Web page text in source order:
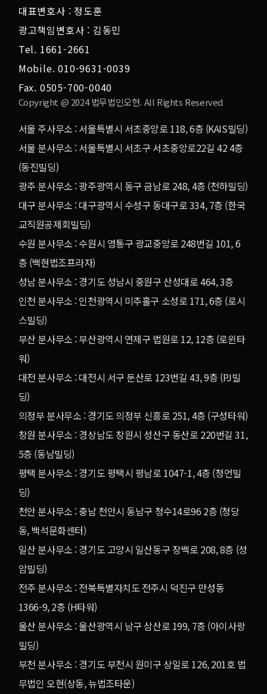
대표변호사 : 정도훈
광고책임변호사 : 김동민
Tel. 1661-2661
Mobile. 010-9631-0039
Fax. 0505-700-0040
Copyright @ 2024 법무법인오현. All Rights Reserved
서울 주사무소 : 서울특별시 서초중앙로 118, 6층 (KAIS빌딩)
서울 분사무소 : 서울특별시 서초구 서초중앙로22길 42 4층
(동진빌딩)
광주 분사무소 : 광주광역시 동구 금남로 248, 4층 (천하빌딩)
대구 분사무소 : 대구광역시 수성구 동대구로 334, 7층 (한국
교직원공제회빌딩)
수원 분사무소 : 수원시 영통구 광교중앙로 248번길 101, 6
층 (백현법조프라자)
성남 분사무소 : 경기도 성남시 중원구 산성대로 464, 3층
인천 분사무소 : 인천광역시 미추홀구 소성로 171, 6층 (로시
스빌딩)
부산 분사무소 : 부산광역시 연제구 법원로 12, 12층 (로윈타
워)
대전 분사무소 : 대전시 서구 둔산로 123번길 43, 9층 (PJ빌
딩)
의정부 분사무소 : 경기도 의정부 신흥로 251, 4층 (구성타워)
창원 분사무소 : 경상남도 창원시 성산구 동산로 220번길 31,
5층 (동남빌딩)
평택 분사무소 : 경기도 평택시 평남로 1047-1, 4층 (청언빌
딩)
천안 분사무소 : 충남 천안시 동남구 청수14로96 2층 (청당
동, 백석문화센터)
일산 분사무소 : 경기도 고양시 일산동구 장백로 208, 8층 (성
암빌딩)
전주 분사무소 : 전북특별자치도 전주시 덕진구 만성동
1366-9, 2층 (H타워)
울산 분사무소 : 울산광역시 남구 삼산로 199, 7층 (아이사랑
빌딩)
부천 분사무소 : 경기도 부천시 원미구 상일로 126, 201호 법
무법인 오현(상동, 뉴법조타운)